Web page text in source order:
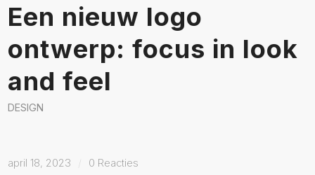
Een nieuw logo
ontwerp: focus in look
and feel
DESIGN
april 18, 2023 0 Reacties